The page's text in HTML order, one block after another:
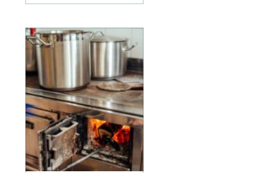
signalerar kvalitet innan
någon ens har klivit
innanför dörren. F&o...